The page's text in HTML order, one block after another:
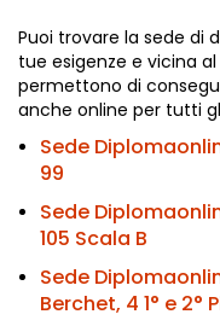
Puoi trovare la sede di
tue esigenze e vicina
permettono di
anche online per tutti
Sede
99
Sede
105 Scala B
Sede
Berchet, 4 1° e 2°